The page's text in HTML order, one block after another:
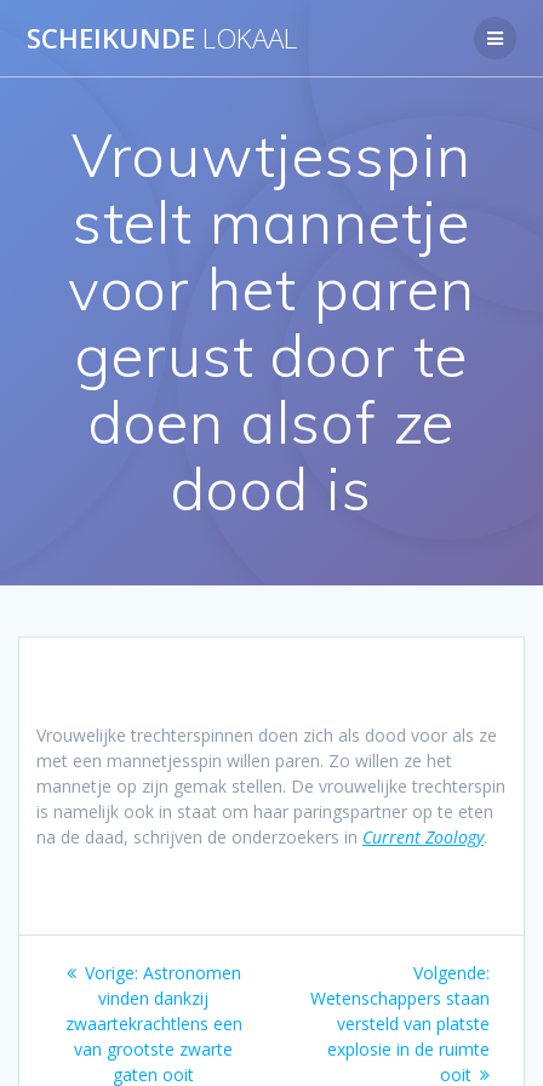
naar
SCHEIKUNDE LOKAAL
Vrouwtjesspin
stelt mannetje
voor het paren
gerust door te
doen alsof ze
dood is
Vrouwelijke trechterspinnen doen zich als dood voor als ze
met een mannetjesspin willen paren. Zo willen ze het
mannetje op zijn gemak stellen. De vrouwelijke trechterspin
is namelijk ook in staat om haar paringspartner op te eten
na de daad, schrijven de onderzoekers in Current Zoology.
Bericht
navigatie
Vorige: Vorig
bericht:
Astronomen
vinden dankzij
zwaartekrachtlens een
van grootste zwarte
gaten ooit
Volgende:
Wetenschappers staan
versteld van platste
explosie in de ruimte
ooit